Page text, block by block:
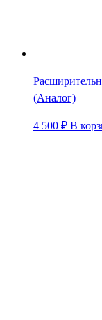
(Аналог)
4 500 ₽ В